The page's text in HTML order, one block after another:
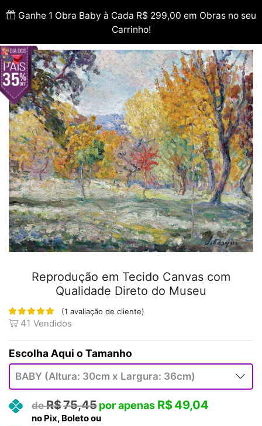
Ganhe 1 Obra Baby à Cada R$ 299,00 em Obras no seu
Carrinho!
Reprodução em Tecido Canvas com
Qualidade Direto do Museu
(1 avaliação de cliente)
41 Vendidos
Tamanho
R$75,45 R$49,04
no Pix, Boleto ou